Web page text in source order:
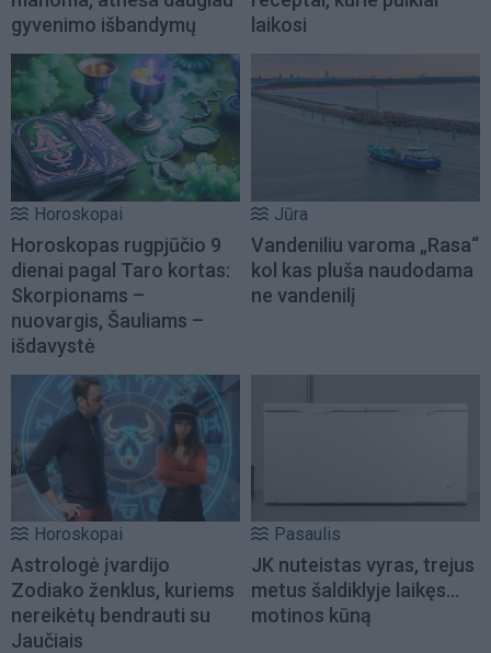
gyvenimo išbandymų
laikosi
Horoskopai
Horoskopas rugpjūčio 9
dienai pagal Taro kortas:
Skorpionams –
nuovargis, Šauliams –
išdavystė
Jūra
Vandeniliu varoma „Rasa“
kol kas pluša naudodama
ne vandenilį
Horoskopai
Astrologė įvardijo
Zodiako ženklus, kuriems
nereikėtų bendrauti su
Jaučiais
Pasaulis
JK nuteistas vyras, trejus
metus šaldiklyje laikęs...
motinos kūną